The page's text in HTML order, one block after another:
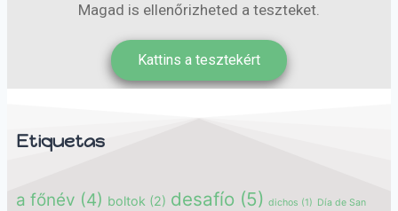
Magad is ellenőrizheted a teszteket.
Kattins a tesztekért
Etiquetas
a főnév (4) boltok (2) desafío (5) dichos (1) Día de San